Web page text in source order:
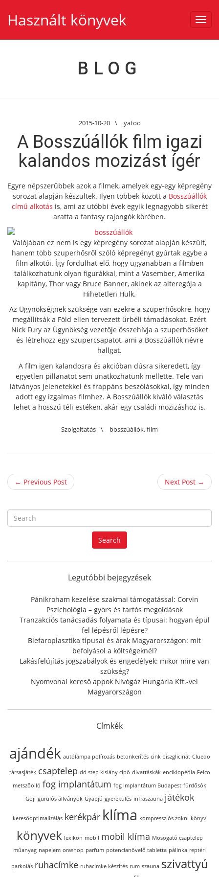
Használt könyvek
BLOG
2015-10-20 \ yatoo
A Bosszúállók film igazi
kalandos mozizást ígér
Egyre népszerűbbek azok a filmek, amelyek egy-egy képregény
sorozat alapján készültek. Ilyen többek között a Bosszúállók
című alkotás is, ami az utóbbi évek egyik legnagyobb sikerét
aratta a fantasy rajongók körében.
Valójában ez nem is egy képregény sorozat alapján készült,
hanem több szuperhősről szóló képregényt gyúrtak egybe a
film alkotói. Így fordulhat elő, hogy ugyanabban a filmben
találkozhatunk olyan figurákkal, mint a Vasember, Amerika
kapitány, Thor vagy Bruce Banner, akinek az alteregója a
Hihetetlen Hulk.
Az Ügynökségnek szüksége van ezekre a szuperhősökre, hogy
megállítsák a Föld ellen tervezett űrbéli támadásokat. Ezért
Nick Fury az Ügynökség vezetője összehívja a szuperhősöket
és létrehozz egy szupercsapatot, ami a Bosszúállók névre
hallgat.
A film igen kalandosra és akcióban dúsra sikeredett, így
egyetlen pillanatot sem unatkozhatunk mellette. Tele van
látványos jelenetekkel és frappáns beszólásokkal, így minden
adott egy izgalmas filmhez. A Bosszúállók kiváló választás
lehet a hosszú téli estéken, akár egy családi mozizáshoz is.
Szolgáltatás \ bosszúállók,film
← Previous Post Next Post →
e
a
r
f
r
:
Search
Legutóbbi bejegyzések
Pánikroham kezelése szakmai támogatással: Corvin
Pszichológia – gyors és tartós megoldások
Tranzakciós tanácsadás folyamata és típusai: hogyan épül
fel lépésről lépésre?
Blefaroplasztika típusai és árak Magyarországon: mit
befolyásol a költségeknél?
Lakásfelújítás jogszabályok és engedélyek: mikor mire van
szükség?
Nyomvonal kereső appok Nívógáz Hungária Kft.-vel
Magyarországon
Címkék
ajándék autólámpa polírozás betonkerítés cink biszglicinát Cluedo
társasjáték csaptelep dd step kislány cipő divattáskák enciklopédia Felco
metszőolló fog implantátum fog implantátum Budapest fürdősók
Goji gurulós állványok Gyapjú gyerekülés infraszauna játékok
keresőoptimalizálás kerékpár klíma kompressziós zokni könyv
könyvek lexikon mobil mobil klíma Mosogató csaptelep
műanyag napelem orashop parfüm potencianövelő tabletta pálinka reptéri
parkolás ruhacímke ruhacímke készítés rum szauna szivattyú